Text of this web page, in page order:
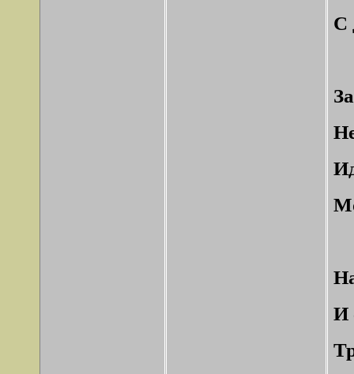
С
И